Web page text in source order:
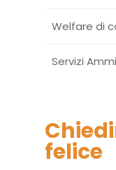
Welfare di
Servizi
felice